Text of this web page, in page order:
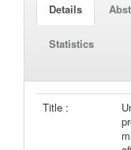
Details
Statistics
Title :